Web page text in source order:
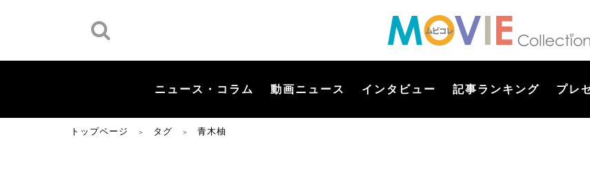
ニュース・コラム 動画ニュース インタビュー 記事ランキング プレ
トップページ ＞ タグ ＞ 青木柚